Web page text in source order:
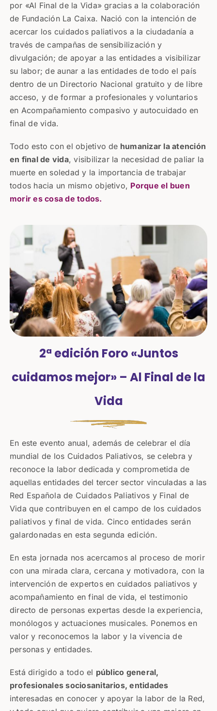
por «Al Final de la Vida» gracias a la colaboración
de Fundación La Caixa. Nació con la intención de
acercar los cuidados paliativos a la ciudadanía a
través de campañas de sensibilización y
divulgación; de apoyar a las entidades a visibilizar
su labor; de aunar a las entidades de todo el país
dentro de un Directorio Nacional gratuito y de libre
acceso, y de formar a profesionales y voluntarios
en Acompañamiento compasivo y autocuidado en
final de vida.
Todo esto con el objetivo de humanizar la atención
en final de vida, visibilizar la necesidad de paliar la
muerte en soledad y la importancia de trabajar
todos hacia un mismo objetivo, Porque el buen
morir es cosa de todos.
2ª edición Foro «Juntos
cuidamos mejor» – Al Final de la
Vida
En este evento anual, además de celebrar el día
mundial de los Cuidados Paliativos, se celebra y
reconoce la labor dedicada y comprometida de
aquellas entidades del tercer sector vinculadas a las
Red Española de Cuidados Paliativos y Final de
Vida que contribuyen en el campo de los cuidados
paliativos y final de vida. Cinco entidades serán
galardonadas en esta segunda edición.
En esta jornada nos acercamos al proceso de morir
con una mirada clara, cercana y motivadora, con la
intervención de expertos en cuidados paliativos y
acompañamiento en final de vida, el testimonio
directo de personas expertas desde la experiencia,
monólogos y actuaciones musicales. Ponemos en
valor y reconocemos la labor y la vivencia de
personas y entidades.
Está dirigido a todo el público general,
profesionales sociosanitarios, entidades
interesadas en conocer y apoyar la labor de la Red,